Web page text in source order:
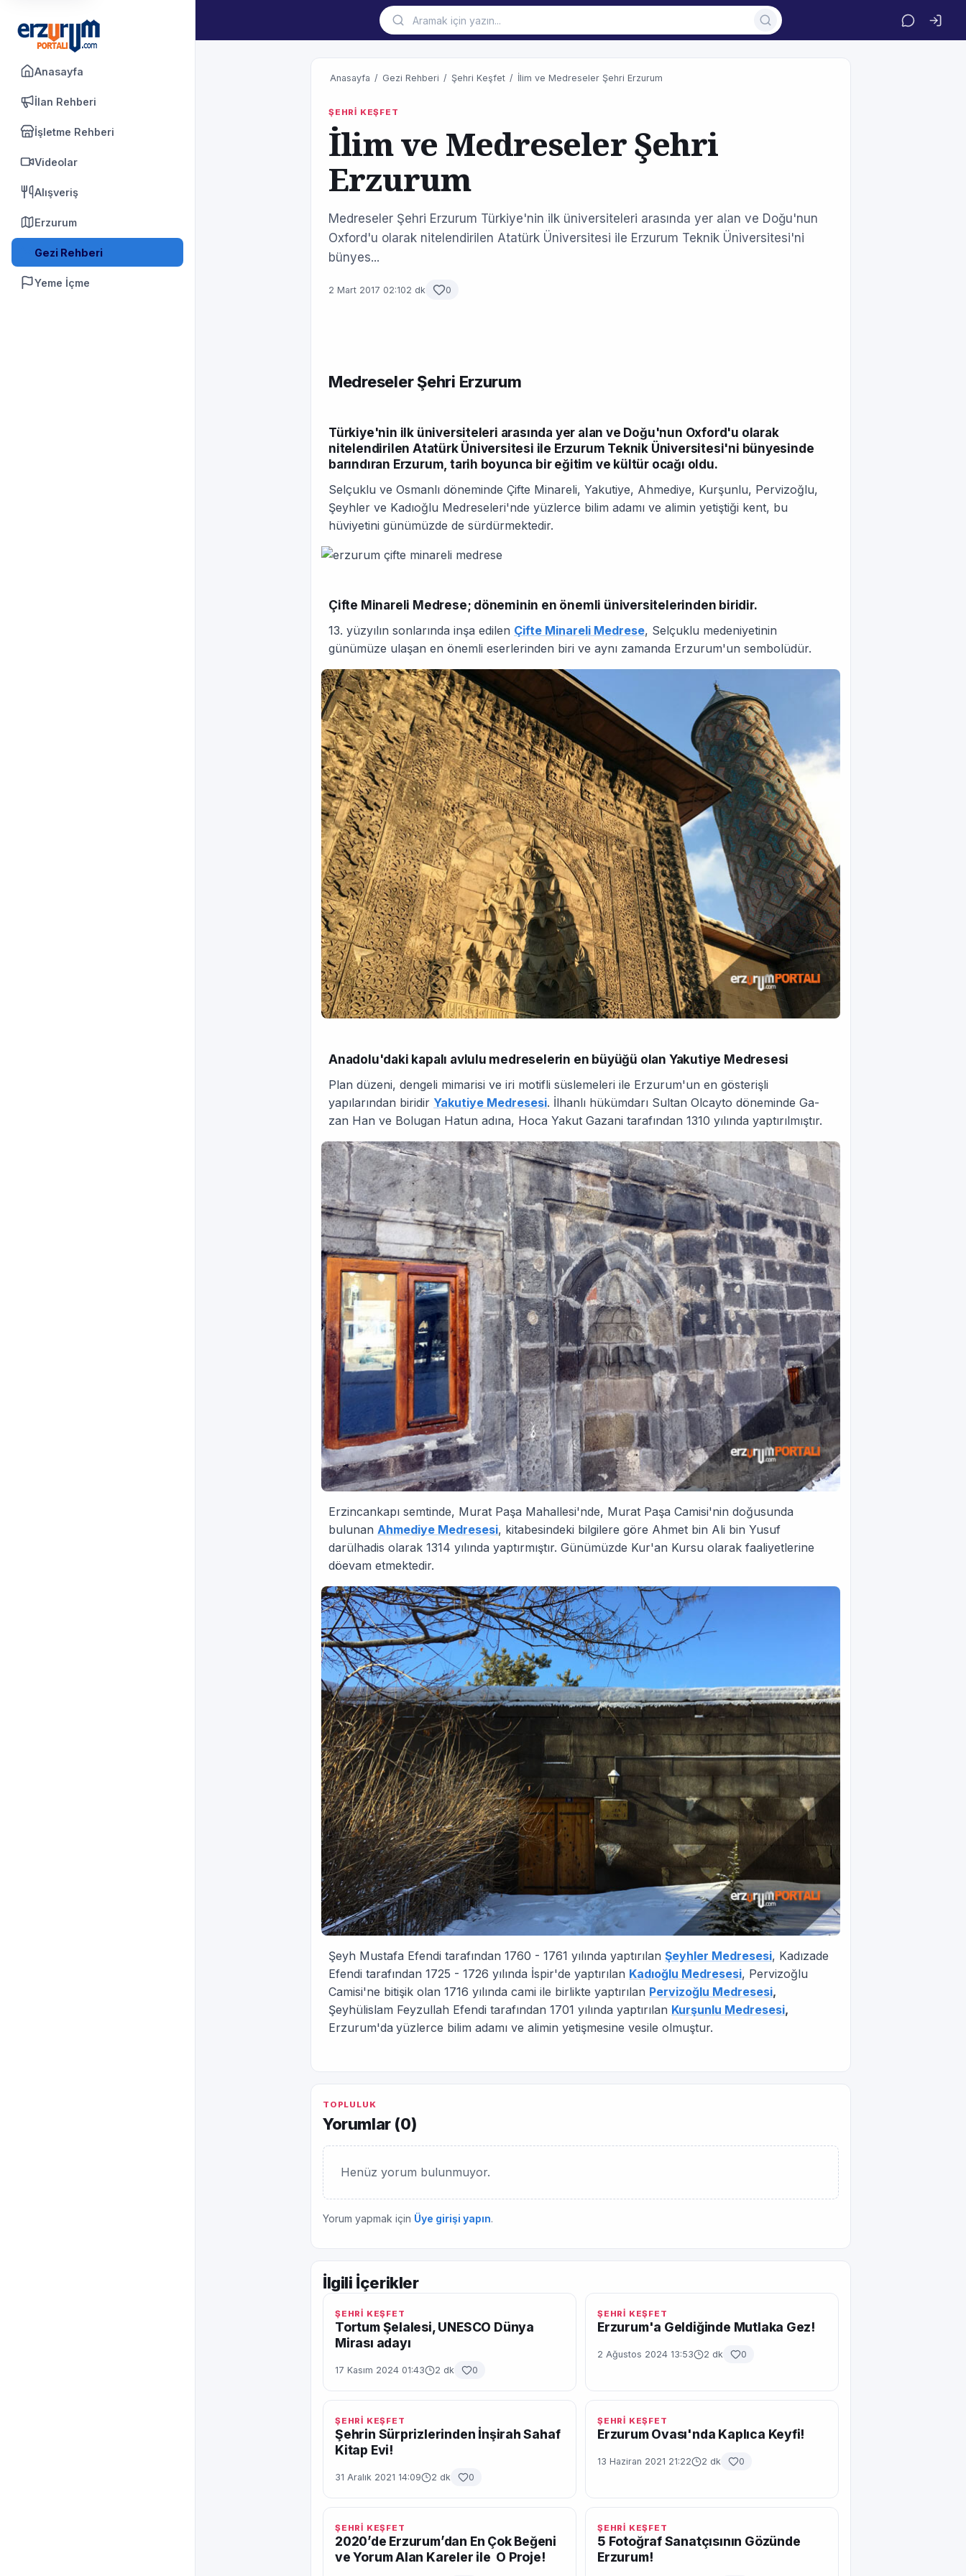
Anasayfa
İlan Rehberi
İşletme Rehberi
Videolar
Alışveriş
Erzurum
Gezi Rehberi
Yeme İçme
Anasayfa / Gezi Rehberi / Şehri Keşfet / İlim ve Medreseler Şehri Erzurum
ŞEHRİ KEŞFET
İlim ve Medreseler Şehri
Erzurum
Medreseler Şehri Erzurum Türkiye'nin ilk üniversiteleri arasında yer alan ve Doğu'nun
Oxford'u olarak nitelendirilen Atatürk Üniversitesi ile Erzurum Teknik Üniversitesi'ni
bünyes...
2 Mart 2017 02:102 dk 0
Medreseler Şehri Erzurum
Türkiye'nin ilk üniversiteleri arasında yer alan ve Doğu'nun Oxford'u olarak
nitelendirilen Atatürk Üniversitesi ile Erzurum Teknik Üniversitesi'ni bünyesinde
barındıran Erzurum, tarih boyunca bir eğitim ve kültür ocağı oldu.
Selçuklu ve Osmanlı döneminde Çifte Minareli, Yakutiye, Ahmediye, Kurşunlu, Pervizoğlu,
Şeyhler ve Kadıoğlu Medreseleri'nde yüzlerce bilim adamı ve alimin yetiştiği kent, bu
hüviyetini günümüzde de sürdürmektedir.
Çifte Minareli Medrese; döneminin en önemli üniversitelerinden biridir.
13. yüzyılın sonlarında inşa edilen Çifte Minareli Medrese, Selçuklu medeniyetinin
günümüze ulaşan en önemli eserlerinden biri ve aynı zamanda Erzurum'un sembolüdür.
Anadolu'daki kapalı avlulu medreselerin en büyüğü olan Yakutiye Medresesi
Plan düzeni, dengeli mimarisi ve iri motifli süslemeleri ile Erzurum'un en gösterişli
yapılarından biridir Yakutiye Medresesi. İlhanlı hükümdarı Sultan Olcayto döneminde Ga­
zan Han ve Bolugan Hatun adına, Hoca Yakut Gazani tarafından 1310 yılında yap­tırılmıştır.
Erzincankapı semtinde, Murat Paşa Mahallesi'nde, Murat Paşa Camisi'nin doğusunda
bulunan Ahmediye Medresesi, kitabesindeki bilgilere göre Ahmet bin Ali bin Yusuf
darülhadis olarak 1314 yılında yaptırmıştır. Günümüzde Kur'an Kursu olarak faaliyetlerine
döevam etmektedir.
Şeyh Mustafa Efendi tarafından 1760 - 1761 yılında yaptırılan Şeyhler Medresesi, Kadızade
Efendi tarafından 1725 - 1726 yılında İspir'de yaptırılan Kadıoğlu Medresesi, Pervizoğlu
Camisi'ne bitişik olan 1716 yılında cami ile birlikte yaptırılan Pervizoğlu Medresesi,
Şeyhülislam Feyzullah Efendi tarafın­dan 1701 yılında yaptırılan Kurşunlu Medresesi,
Erzurum'da yüzlerce bilim adamı ve alimin yetişmesine vesile olmuştur.
TOPLULUK
Yorumlar (0)
Henüz yorum bulunmuyor.
Yorum yapmak için Üye girişi yapın.
İlgili İçerikler
ŞEHRİ KEŞFET
Tortum Şelalesi, UNESCO Dünya
Mirası adayı
17 Kasım 2024 01:43 2 dk 0
ŞEHRİ KEŞFET
Erzurum'a Geldiğinde Mutlaka Gez!
2 Ağustos 2024 13:53 2 dk 0
ŞEHRİ KEŞFET
Şehrin Sürprizlerinden İnşirah Sahaf
Kitap Evi!
31 Aralık 2021 14:09 2 dk 0
ŞEHRİ KEŞFET
Erzurum Ovası'nda Kaplıca Keyfi!
13 Haziran 2021 21:22 2 dk 0
ŞEHRİ KEŞFET
2020’de Erzurum’dan En Çok Beğeni
ve Yorum Alan Kareler ile O Proje!
ŞEHRİ KEŞFET
5 Fotoğraf Sanatçısının Gözünde
Erzurum!